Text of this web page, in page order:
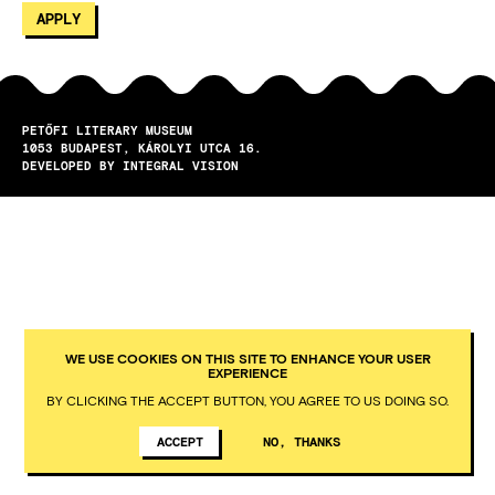
PETŐFI LITERARY MUSEUM
1053
BUDAPEST
KÁROLYI UTCA 16.
DEVELOPED BY INTEGRAL VISION
WE USE COOKIES ON THIS SITE TO ENHANCE YOUR USER
EXPERIENCE
BY CLICKING THE ACCEPT BUTTON, YOU AGREE TO US DOING SO.
ACCEPT NO, THANKS